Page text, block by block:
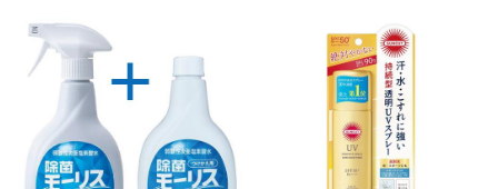
สินค้า
โปรโมชั่น
แบรนด์